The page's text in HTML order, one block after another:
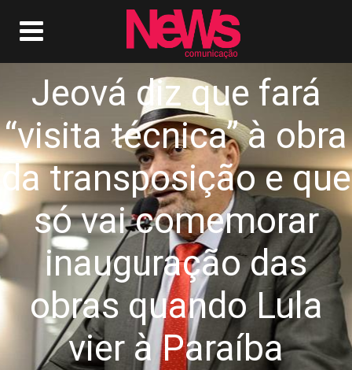
Jeová diz que fará
“visita técnica” à obra
da transposição e que
só vai comemorar
inauguração das
obras quando Lula
vier à Paraíba